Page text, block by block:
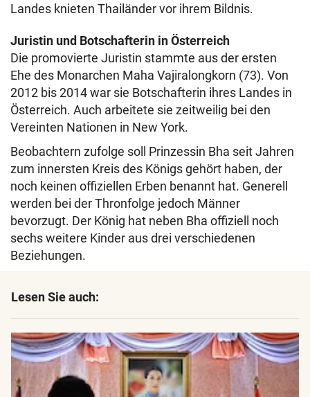
Landes knieten Thailänder vor ihrem Bildnis.
Juristin und Botschafterin in Österreich
Die promovierte Juristin stammte aus der ersten
Ehe des Monarchen Maha Vajiralongkorn (73). Von
2012 bis 2014 war sie Botschafterin ihres Landes in
Österreich. Auch arbeitete sie zeitweilig bei den
Vereinten Nationen in New York.
Beobachtern zufolge soll Prinzessin Bha seit Jahren
zum innersten Kreis des Königs gehört haben, der
noch keinen offiziellen Erben benannt hat. Generell
werden bei der Thronfolge jedoch Männer
bevorzugt. Der König hat neben Bha offiziell noch
sechs weitere Kinder aus drei verschiedenen
Beziehungen.
Lesen Sie auch: